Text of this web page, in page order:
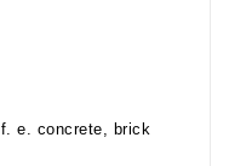
e. concrete, brick